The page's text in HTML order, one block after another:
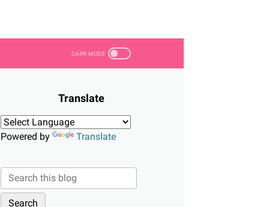
Translate
Powered by Translate